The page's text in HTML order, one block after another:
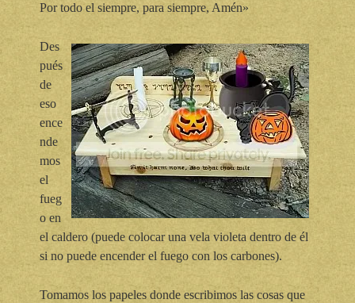
Por todo el siempre, para siempre, Amén»
Des
pués
de
eso
ence
nde
mos
el
fueg
o en
el caldero (puede colocar una vela violeta dentro de él
si no puede encender el fuego con los carbones).
Tomamos los papeles donde escribimos las cosas que